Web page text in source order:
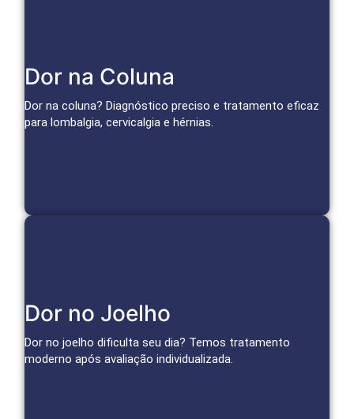
Dor na Coluna
Dor na coluna? Diagnóstico preciso e tratamento eficaz
para lombalgia, cervicalgia e hérnias.
Tratamentos Avançados para Coluna
Bloqueios, infiltrações e técnicas minimamente invasivas
Agendar Consulta
Dor no Joelho
Dor no joelho dificulta seu dia? Temos tratamento
moderno após avaliação individualizada.
Soluções para o Joelho
Infiltrações, medicina regenerativa e técnicas avançadas
Agendar Consulta